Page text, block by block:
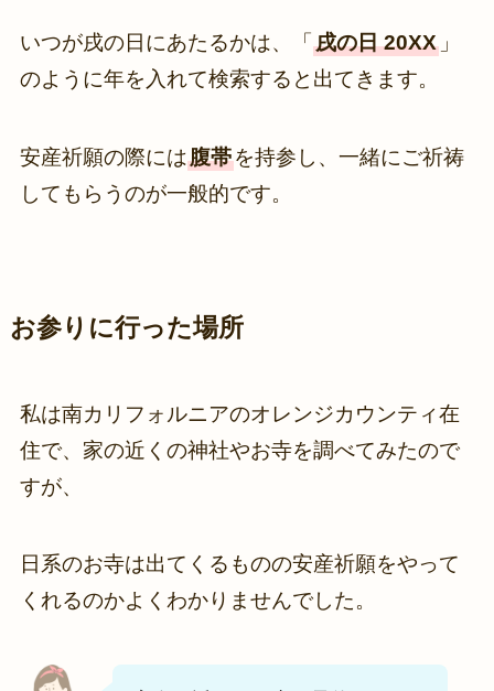
いつが戌の日にあたるかは、「 戌の日 20XX」
のように年を入れて検索すると出てきます。
安産祈願の際には腹帯を持参し、一緒にご祈祷
してもらうのが一般的です。
お参りに行った場所
私は南カリフォルニアのオレンジカウンティ在
住で、家の近くの神社やお寺を調べてみたので
すが、
日系のお寺は出てくるものの安産祈願をやって
くれるのかよくわかりませんでした。